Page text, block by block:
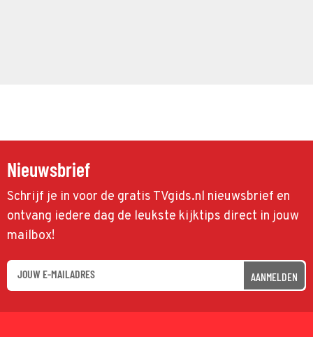
Nieuwsbrief
Schrijf je in voor de gratis TVgids.nl nieuwsbrief en
ontvang iedere dag de leukste kijktips direct in jouw
mailbox!
AANMELDEN